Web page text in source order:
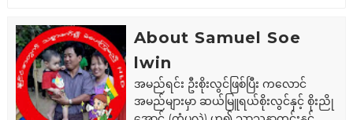
About Samuel Soe
lwin
အမည်ရင်း ဦးစိုးလွင်ဖြစ်ပြီး ကလောင်
အမည်များမှာ ဆယ်မြူရယ်စိုးလွင်နှင့် စိုးညို